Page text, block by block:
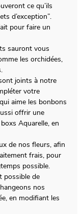
ce qu’ils
d’exception”.
pour faire un
sauront vous
les orchidées,
joints à notre
votre
aime les bonbons
offrir une
Aquarelle, en
de nos fleurs, afin
frais, pour
possible.
possible de
nos
en modifiant les